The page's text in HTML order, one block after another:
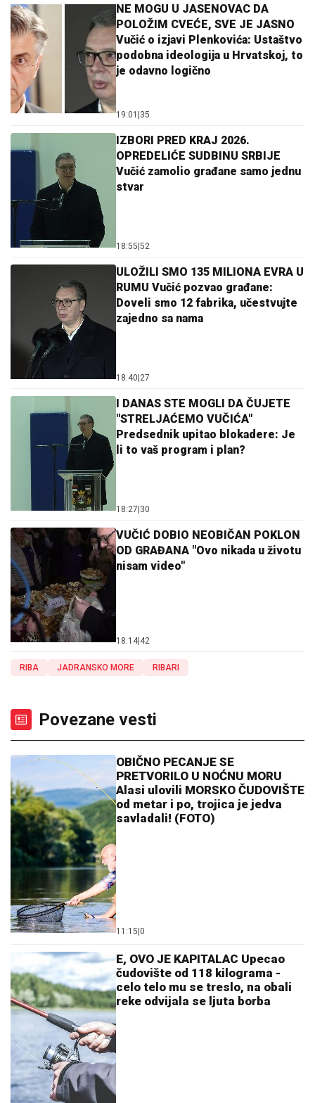
NE MOGU U JASENOVAC DA
POLOŽIM CVEĆE, SVE JE JASNO
Vučić o izjavi Plenkovića: Ustaštvo
podobna ideologija u Hrvatskoj, to
je odavno logično
19:01 35
IZBORI PRED KRAJ 2026.
OPREDELIĆE SUDBINU SRBIJE
Vučić zamolio građane samo jednu
stvar
18:55 52
ULOŽILI SMO 135 MILIONA EVRA U
RUMU Vučić pozvao građane:
Doveli smo 12 fabrika, učestvujte
zajedno sa nama
18:40 27
I DANAS STE MOGLI DA ČUJETE
"STRELJAĆEMO VUČIĆA"
Predsednik upitao blokadere: Je
li to vaš program i plan?
18:27 30
VUČIĆ DOBIO NEOBIČAN POKLON
OD GRAĐANA "Ovo nikada u životu
nisam video"
18:14 42
RIBA JADRANSKO MORE RIBARI
Povezane vesti
OBIČNO PECANJE SE
PRETVORILO U NOĆNU MORU
Alasi ulovili MORSKO ČUDOVIŠTE
od metar i po, trojica je jedva
savladali! (FOTO)
11:15 0
E, OVO JE KAPITALAC Upecao
čudovište od 118 kilograma -
celo telo mu se treslo, na obali
reke odvijala se ljuta borba